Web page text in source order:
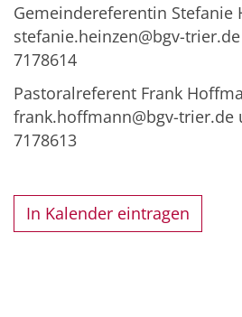
Gemeindereferentin Stefanie
stefanie.heinzen@bgv-
7178614
Pastoralreferent Frank
frank.hoffmann@bgv-trier.de
7178613
In Kalender eintragen